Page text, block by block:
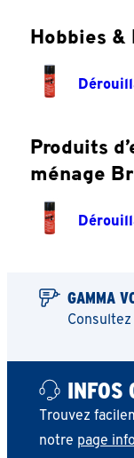
Hobbies
Produits
ménage
GAMMA
Consultez
INFOS
Trouvez
notre page